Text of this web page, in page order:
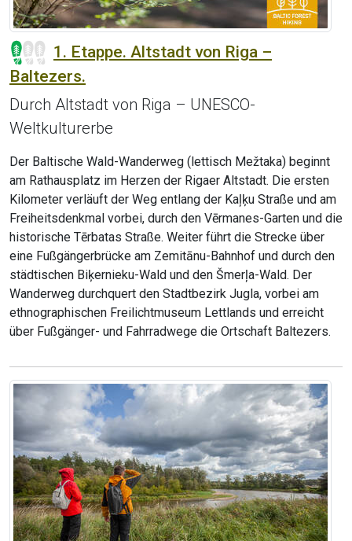
1. Etappe. Altstadt von Riga –
Baltezers.
Durch Altstadt von Riga – UNESCO-
Weltkulturerbe
Der Baltische Wald-Wanderweg (lettisch Mežtaka) beginnt
am Rathausplatz im Herzen der Rigaer Altstadt. Die ersten
Kilometer verläuft der Weg entlang der Kaļķu Straße und am
Freiheitsdenkmal vorbei, durch den Vērmanes-Garten und die
historische Tērbatas Straße. Weiter führt die Strecke über
eine Fußgängerbrücke am Zemitānu-Bahnhof und durch den
städtischen Biķernieku-Wald und den Šmerļa-Wald. Der
Wanderweg durchquert den Stadtbezirk Jugla, vorbei am
ethnographischen Freilichtmuseum Lettlands und erreicht
über Fußgänger- und Fahrradwege die Ortschaft Baltezers.